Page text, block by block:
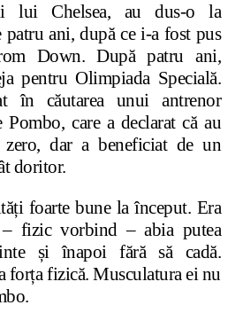
lui Chelsea, au dus-o la
patru ani, după ce i-a fost pus
Down. După patru ani,
pentru Olimpiada Specială.
în căutarea unui antrenor
care a declarat că au
dar a beneficiat de un
doritor.
foarte bune la început. Era
– fizic vorbind – abia putea
și înapoi fără să cadă.
forța fizică. Musculatura ei nu